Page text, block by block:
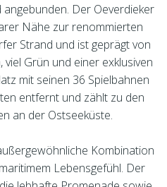
Der Oeverdieker
Nähe zur renommierten
Strand und ist geprägt von
Grün und einer exklusiven
mit seinen 36 Spielbahnen
entfernt und zählt zu den
an der Ostseeküste.
Kombination
Lebensgefühl. Der